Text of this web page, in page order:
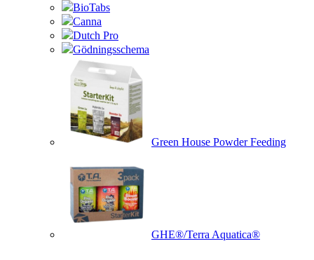
BioTabs
Canna
Dutch Pro
Gödningsschema
Green House Powder Feeding
GHE®/Terra Aquatica®